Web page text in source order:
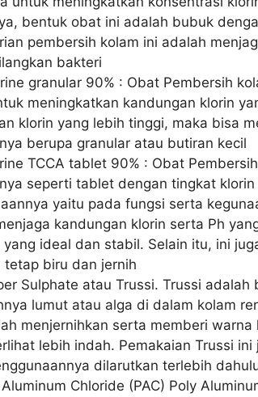
bentuk obat ini adalah bubuk
pembersih kolam ini adalah
bakteri
granular 90% : Obat Pembersih
meningkatkan kandungan klorin
klorin yang lebih tinggi, maka bisa
berupa granular atau butiran kecil
TCCA tablet 90% : Obat
seperti tablet dengan tingkat
yaitu pada fungsi serta
kandungan klorin serta Ph
yang ideal dan stabil. Selain itu, ini
tetap biru dan jernih
Sulphate atau Trussi. Trussi
lumut atau alga di dalam kolam
menjernihkan serta memberi
lebih indah. Pemakaian Trussi
dilarutkan terlebih
Chloride (PAC) Poly